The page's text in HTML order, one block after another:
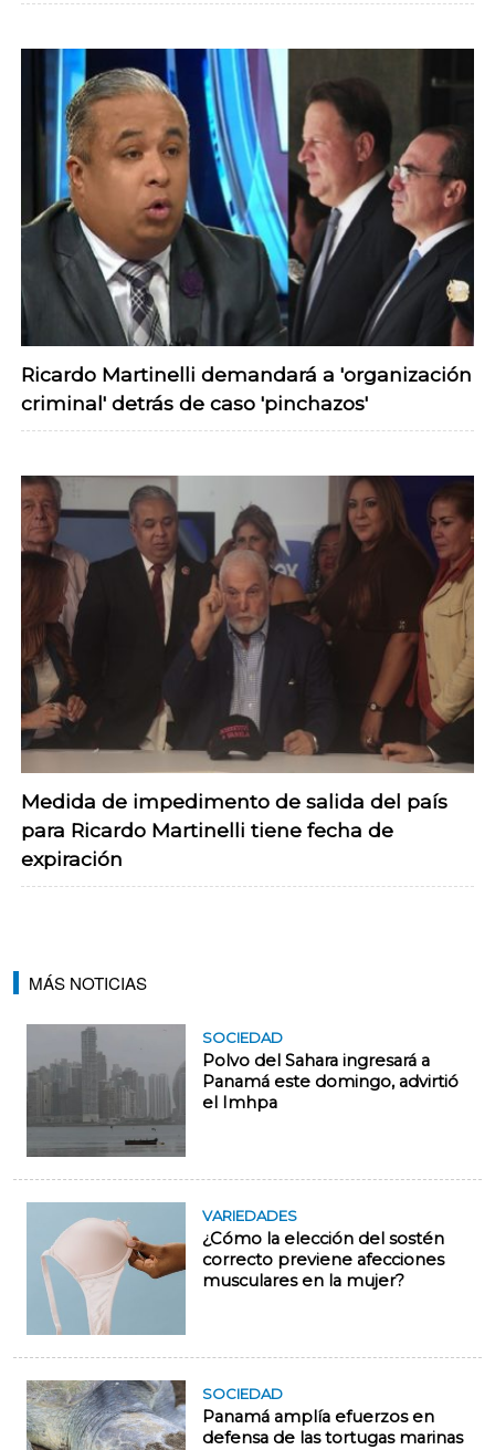
Ricardo Martinelli demandará a 'organización
criminal' detrás de caso 'pinchazos'
Medida de impedimento de salida del país
para Ricardo Martinelli tiene fecha de
expiración
MÁS NOTICIAS
SOCIEDAD
Polvo del Sahara ingresará a
Panamá este domingo, advirtió
el Imhpa
VARIEDADES
¿Cómo la elección del sostén
correcto previene afecciones
musculares en la mujer?
SOCIEDAD
Panamá amplía efuerzos en
defensa de las tortugas marinas